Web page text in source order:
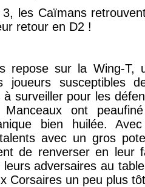
les Caïmans
retour en D2 !
repose sur la Wing-
joueurs susceptibles
à surveiller pour les
Manceaux ont
bien huilée.
avec un gros
de renverser en leur
adversaires au
Corsaires un peu plus